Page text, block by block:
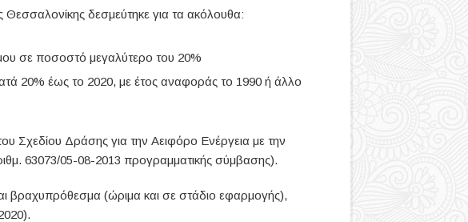
Θεσσαλονίκης δεσμεύτηκε για τα ακόλουθα:
σε ποσοστό μεγαλύτερο του 20%
20% έως το 2020, με έτος αναφοράς το 1990 ή άλλο
Σχεδίου Δράσης για την Αειφόρο Ενέργεια με την
63073/05-08-2013 προγραμματικής σύμβασης).
βραχυπρόθεσμα (ώριμα και σε στάδιο εφαρμογής),